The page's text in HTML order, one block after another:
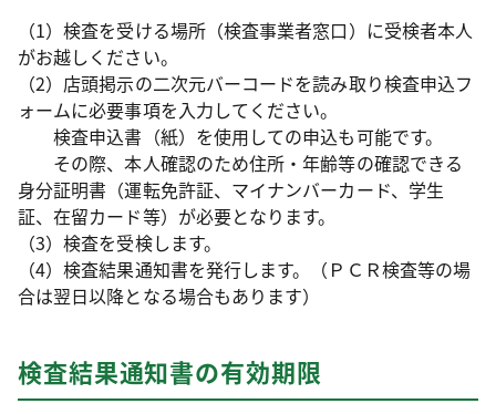
（1）検査を受ける場所（検査事業者窓口）に受検者本人
がお越しください。
（2）店頭掲示の二次元バーコードを読み取り検査申込フ
ォームに必要事項を入力してください。
検査申込書（紙）を使用しての申込も可能です。
その際、本人確認のため住所・年齢等の確認できる
身分証明書（運転免許証、マイナンバーカード、学生
証、在留カード等）が必要となります。
（3）検査を受検します。
（4）検査結果通知書を発行します。（ＰＣＲ検査等の場
合は翌日以降となる場合もあります）
検査結果通知書の有効期限